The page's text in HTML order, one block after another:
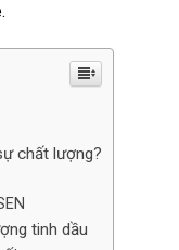
chất lượng?
tinh dầu